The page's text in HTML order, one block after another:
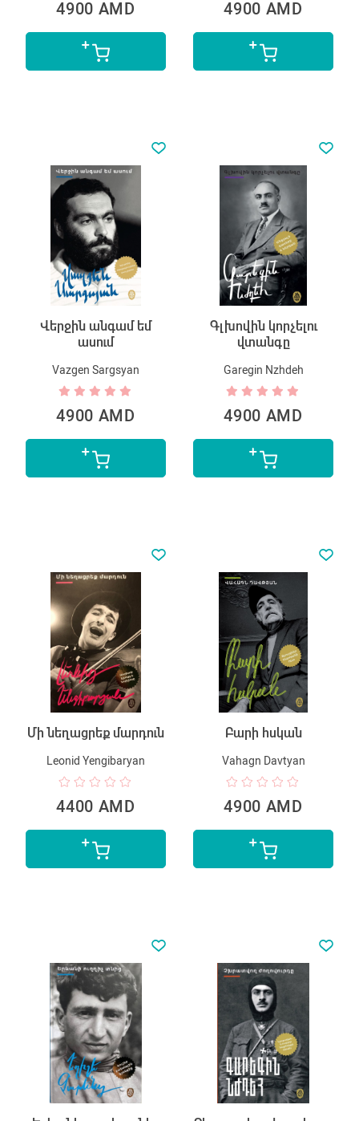
4900 AMD 4900 AMD
Վերջին անգամ եմ
ասում
Vazgen Sargsyan
4900 AMD
Գլխովին կորչելու
վտանգը
Garegin Nzhdeh
4900 AMD
Մի նեղացրեք մարդուն
Leonid Yengibaryan
4400 AMD
Բարի հսկան
Vahagn Davtyan
4900 AMD